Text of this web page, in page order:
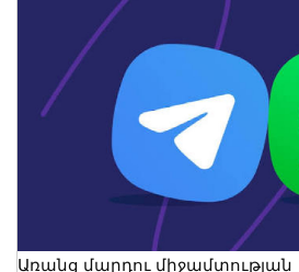
Ավելացել են շինարարության
պետբյուջե վճարված հարկային
եկամուտները.
կոմիտեի նախագահի ուղերձը
09 Օգոստոս, 2026 12:20
Առանց մարդու միջամտության